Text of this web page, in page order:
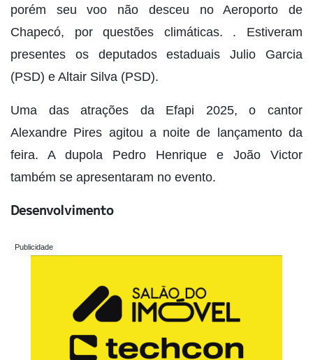
porém seu voo não desceu no Aeroporto de
Chapecó, por questões climáticas. . Estiveram
presentes os deputados estaduais Julio Garcia
(PSD) e Altair Silva (PSD).
Uma das atrações da Efapi 2025, o cantor
Alexandre Pires agitou a noite de lançamento da
feira. A dupola Pedro Henrique e João Victor
também se apresentaram no evento.
Desenvolvimento